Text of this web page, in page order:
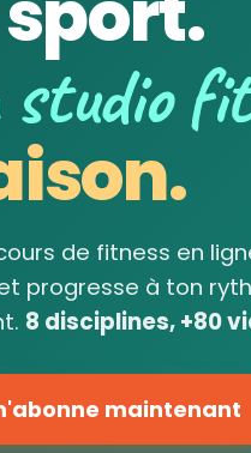
studio
de fitness en
progresse à ton
8 disciplines, +80
maintenant